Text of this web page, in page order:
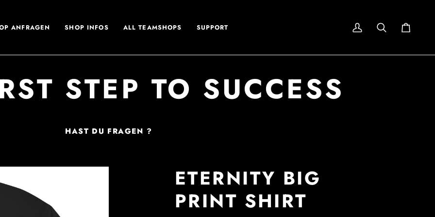
ANFRAGEN SHOP INFOS ALL TEAMSHOPS SUPPORT
My
SearchCart
STEP TO SUCCESS
HAST DU FRAGEN ?
ETERNITY BIG
PRINT SHIRT